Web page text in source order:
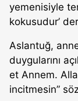
yemenisiyle
kokusudur’
Aslantuğ,
duygularını
et Annem.
incitmesin”